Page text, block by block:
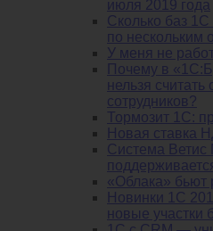
июля 2019 года
Сколько баз
по нескольким
У меня не
Почему в
нельзя
сотрудников?
Тормозит 1C:
Новая ставка
Система Ветис
«Облака» бьют
Новинки 1С
новые участки